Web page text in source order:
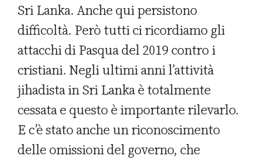
Sri Lanka. Anche qui persistono
difficoltà. Però tutti ci ricordiamo gli
attacchi di Pasqua del 2019 contro i
cristiani. Negli ultimi anni l’attività
jihadista in Sri Lanka è totalmente
cessata e questo è importante rilevarlo.
E c’è stato anche un riconoscimento
delle omissioni del governo, che